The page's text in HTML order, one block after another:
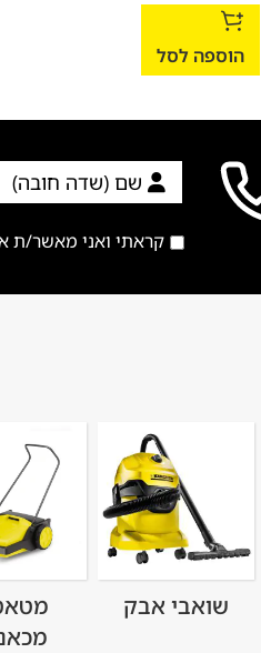
הוספה לסל
קראתי ואני מאשר/ת
שואבי אבק